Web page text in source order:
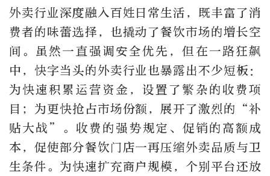
外卖行业深度融入百姓日常生活，既丰富了消
费者的味蕾选择，也撬动了餐饮市场的增长空
间。虽然一直强调安全优先，但在一路狂飙
中，快字当头的外卖行业也暴露出不少短板：
为快速积累运营资金，设置了繁杂的收费项
目；为更快抢占市场份额，展开了激烈的“补
贴大战”。收费的强势规定、促销的高额成
本，促使部分餐饮门店一再压缩外卖品质与卫
生条件。为快速扩充商户规模，个别平台还放